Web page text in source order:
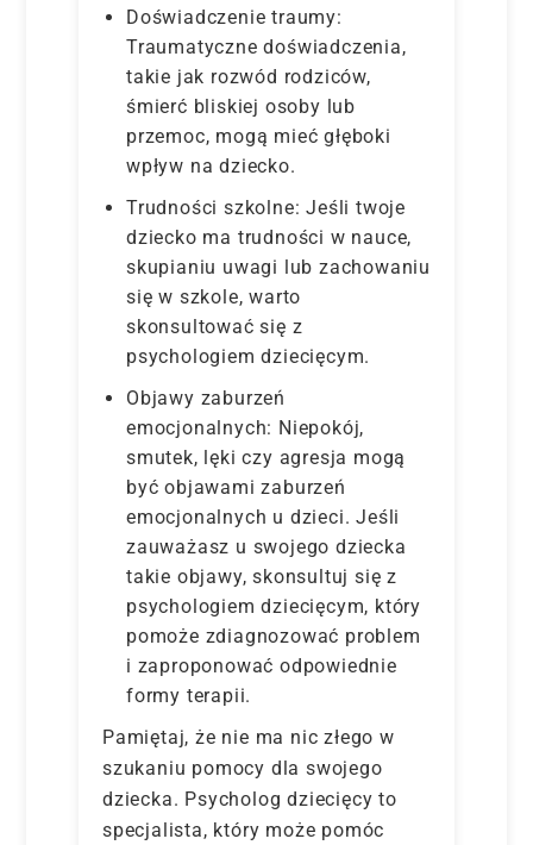
Doświadczenie traumy:
Traumatyczne doświadczenia,
takie jak rozwód rodziców,
śmierć bliskiej osoby lub
przemoc, mogą mieć głęboki
wpływ na dziecko.
Trudności szkolne: Jeśli twoje
dziecko ma trudności w nauce,
skupianiu uwagi lub zachowaniu
się w szkole, warto
skonsultować się z
psychologiem dziecięcym.
Objawy zaburzeń
emocjonalnych: Niepokój,
smutek, lęki czy agresja mogą
być objawami zaburzeń
emocjonalnych u dzieci. Jeśli
zauważasz u swojego dziecka
takie objawy, skonsultuj się z
psychologiem dziecięcym, który
pomoże zdiagnozować problem
i zaproponować odpowiednie
formy terapii.
Pamiętaj, że nie ma nic złego w
szukaniu pomocy dla swojego
dziecka. Psycholog dziecięcy to
specjalista, który może pomóc